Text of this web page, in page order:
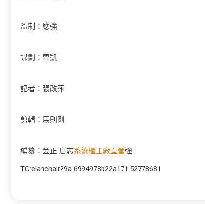
監制：應強
謀劃：曹凱
記者：張改萍
剪輯：馬則剛
編纂：金正 唐志系統櫃工廠直營強
TC:elanchair29a 6994978b22a171.52778681